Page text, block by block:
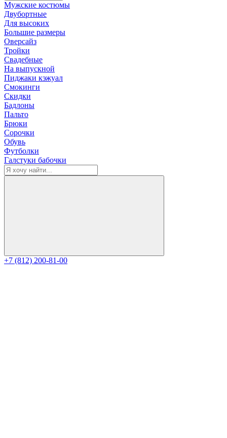
Мужские костюмы
Двубортные
Для высоких
Большие размеры
Оверсайз
Тройки
Свадебные
На выпускной
Пиджаки кэжуал
Смокинги
Скидки
Бадлоны
Пальто
Брюки
Сорочки
Обувь
Футболки
Галстуки бабочки
+7 (812) 200-81-00